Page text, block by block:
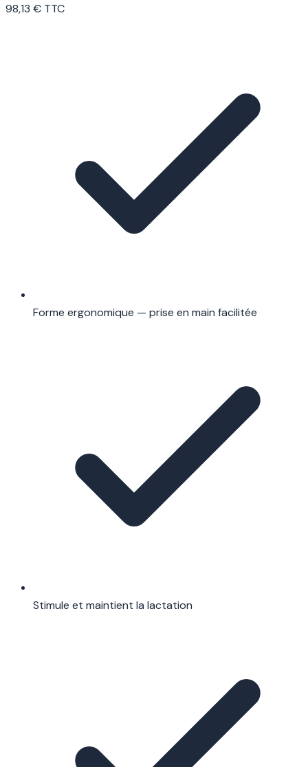
98,13 € TTC
Forme ergonomique — prise en main facilitée
Stimule et maintient la lactation